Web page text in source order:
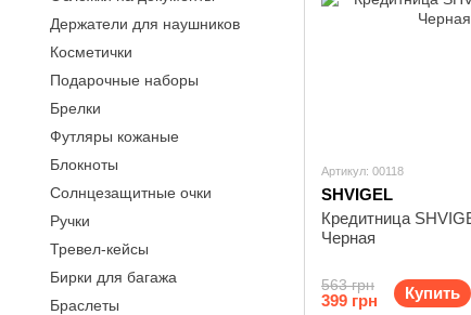
Артикул: 00118
SHVIGEL
Кредитница
Черная
563 грн
399 грн Купить
Держатели для наушников
Косметички
Подарочные наборы
Брелки
Футляры кожаные
Блокноты
Солнцезащитные очки
Ручки
Тревел-кейсы
Бирки для багажа
Браслеты